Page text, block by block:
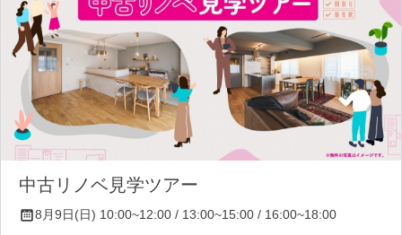
中古リノベ見学ツアー
8月9日(日) 10:00~12:00 / 13:00~15:00 / 16:00~18:00